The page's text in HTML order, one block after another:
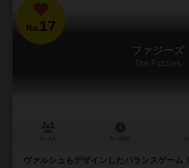
No.17
ファジーズ
The Fuzzies
ヴァルシュもデザインしたバランスゲーム！